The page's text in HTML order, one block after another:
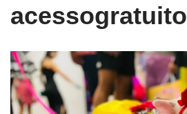
acessogratuito